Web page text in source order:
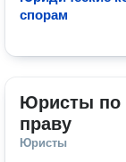
спорам
Юристы по
праву
Юристы